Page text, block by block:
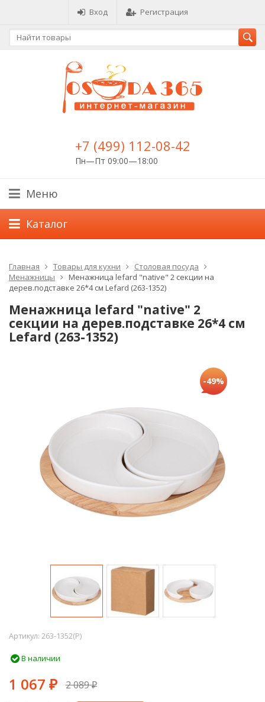
Вход Регистрация
+7 (499) 112-08-42
Пн—Пт 09:00—18:00
Меню
Каталог
Главная Товары для кухни
Столовая посуда
Менажницы
Менажница lefard "native" 2 секции на
дерев.подставке 26*4 см Lefard (263-1352)
Менажница lefard "native" 2
секции на дерев.подставке 26*4 см
Lefard (263-1352)
-49%
Артикул: 263-1352(P)
В наличии
1 067 ₽ 2 089₽